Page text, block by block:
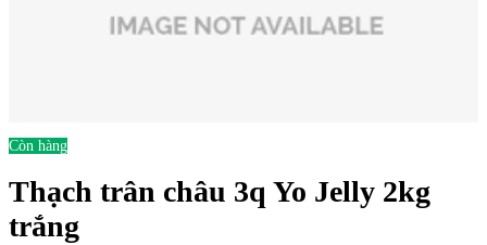
Còn hàng
Thạch trân châu 3q Yo Jelly 2kg
trắng